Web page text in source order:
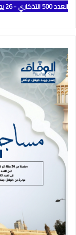
العدد 500 التذكاري - 26 يوليو 2026 - السنة الثالثة